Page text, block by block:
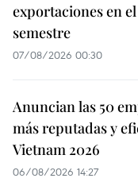
exportaciones en
semestre
07/08/2026 00:30
Anuncian las 50
más reputadas y
Vietnam 2026
06/08/2026 14:27